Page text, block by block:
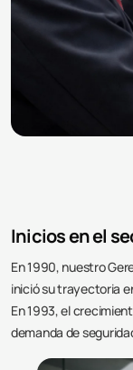
Inicios en el
En 1990, nuestro
inició su trayectoria
En 1993, el
demanda de